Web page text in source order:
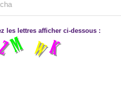
les lettres afficher ci-dessous :